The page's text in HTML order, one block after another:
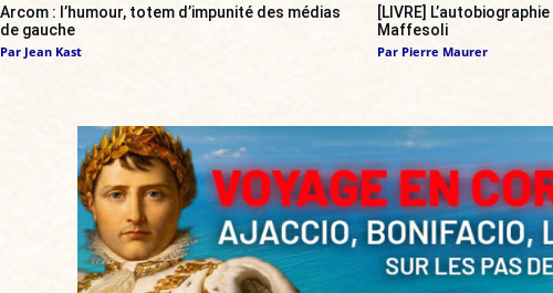
Arcom : l’humour, totem d’impunité des médias
de gauche
Par Jean Kast
[LIVRE]
Maffesoli
Par Pierre Maurer